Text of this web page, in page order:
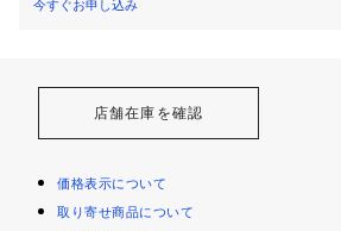
今すぐお申し込み
店舗在庫を確認
価格表示について
取り寄せ商品について